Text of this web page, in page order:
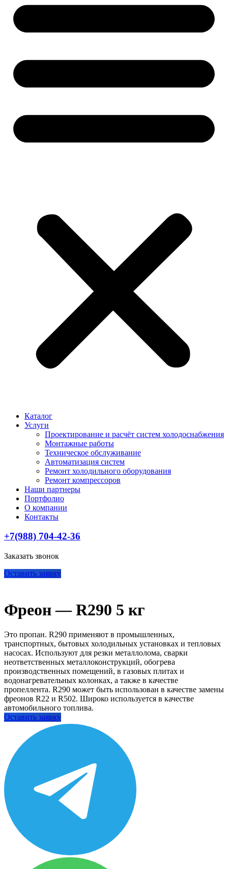
Каталог
Услуги
Проектирование и расчёт систем холодоснабжения
Монтажные работы
Техническое обслуживание
Автоматизация систем
Ремонт холодильного оборудования
Ремонт компрессоров
Наши партнеры
Портфолио
О компании
Контакты
+7(988) 704-42-36
Заказать звонок
Оставить заявку
Фреон — R290 5 кг
Это пропан. R290 применяют в промышленных,
транспортных, бытовых холодильных установках и тепловых
насосах. Используют для резки металлолома, сварки
неответственных металлоконструкций, обогрева
производственных помещений, в газовых плитах и
водонагревательных колонках, а также в качестве
пропеллента. R290 может быть использован в качестве замены
фреонов R22 и R502. Широко используется в качестве
автомобильного топлива.
Оставить заявку